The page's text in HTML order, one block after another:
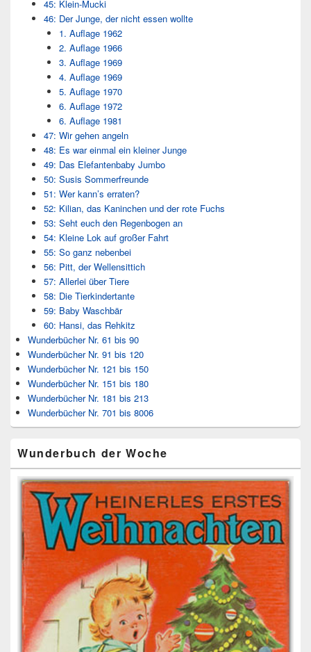
45: Klein-Mucki
46: Der Junge, der nicht essen wollte
1. Auflage 1962
2. Auflage 1966
3. Auflage 1969
4. Auflage 1969
5. Auflage 1970
6. Auflage 1972
6. Auflage 1981
47: Wir gehen angeln
48: Es war einmal ein kleiner Junge
49: Das Elefantenbaby Jumbo
50: Susis Sommerfreunde
51: Wer kann’s erraten?
52: Kilian, das Kaninchen und der rote Fuchs
53: Seht euch den Regenbogen an
54: Kleine Lok auf großer Fahrt
55: So ganz nebenbei
56: Pitt, der Wellensittich
57: Allerlei über Tiere
58: Die Tierkindertante
59: Baby Waschbär
60: Hansi, das Rehkitz
Wunderbücher Nr. 61 bis 90
Wunderbücher Nr. 91 bis 120
Wunderbücher Nr. 121 bis 150
Wunderbücher Nr. 151 bis 180
Wunderbücher Nr. 181 bis 213
Wunderbücher Nr. 701 bis 8006
Wunderbuch der Woche